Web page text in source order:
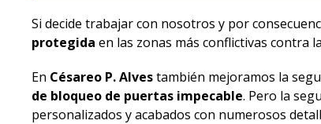
Si decide trabajar con nosotros y por
protegida en las zonas más conflictivas contra
En Césareo P. Alvestambién mejoramos la
de bloqueo de puertas impecable. Pero la
personalizados y acabados con numerosos